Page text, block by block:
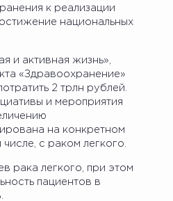
к реализации
национальных
и активная жизнь»,
«Здравоохранение»
2 трлн рублей.
и мероприятия
на конкретном
с раком легкого.
рака легкого, при этом
пациентов в